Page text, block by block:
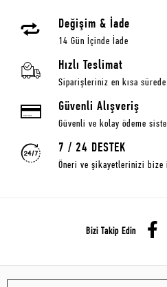
Değişim & İade
14 Gün İçinde İade
Hızlı Teslimat
Siparişleriniz en kısa
Güvenli Alışveriş
Güvenli ve kolay ödeme
7 / 24 DESTEK
Öneri ve şikayetlerinizi
Bizi Takip Edin